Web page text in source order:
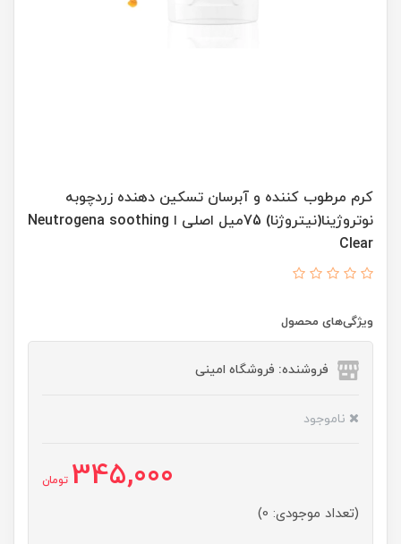
کرم مرطوب کننده و آبرسان تسکین دهنده زردچوبه
نوتروژینا(نیتروژنا) 75میل اصلی ا Neutrogena soothing
Clear
ویژگی‌های محصول
فروشنده: فروشگاه امینی
ناموجود
345,000 تومان
(تعداد موجودی: 0)